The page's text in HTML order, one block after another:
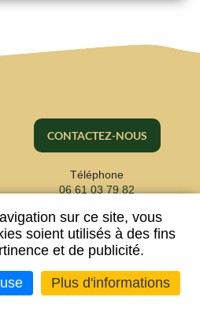
CONTACTEZ-NOUS
Téléphone
06 61 03 79 82
Imaginé parNeftis - CMS : Flexit
sur ce site, vous
soient utilisés à des fins
et de publicité.
Plus d'informations